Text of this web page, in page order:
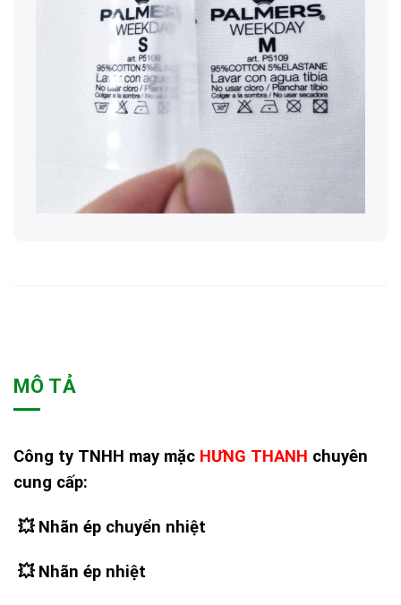
MÔ TẢ
Công ty TNHH may mặc HƯNG THANH chuyên
cung cấp:
💥 Nhãn ép chuyển nhiệt
💥Nhãn ép nhiệt